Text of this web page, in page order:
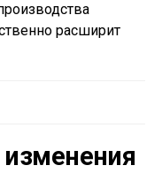
расширит